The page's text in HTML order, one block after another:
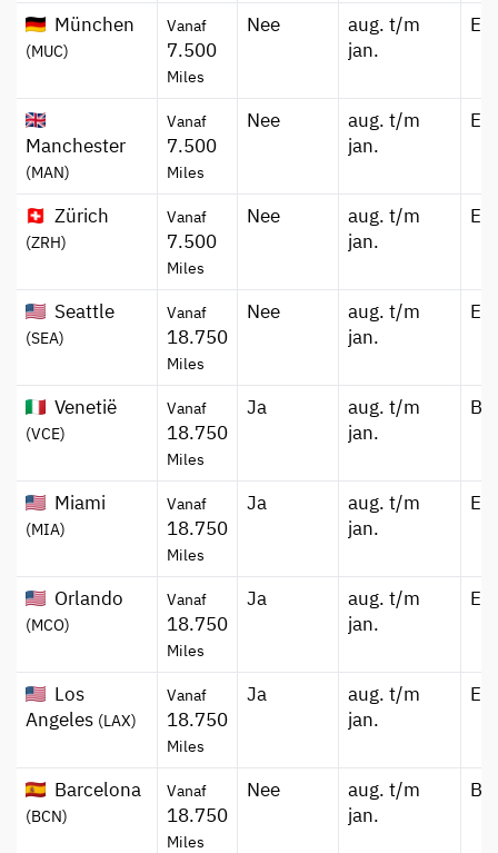
München
(MUC)
Vanaf
7.500
Miles
Nee
aug. t/m
jan.
Manchester
(MAN)
Vanaf
7.500
Miles
Nee
aug. t/m
jan.
Zürich
(ZRH)
Vanaf
7.500
Miles
Nee
aug. t/m
jan.
Seattle
(SEA)
Vanaf
18.750
Miles
Nee
aug. t/m
jan.
Venetië
(VCE)
Vanaf
18.750
Miles
Ja
aug. t/m
jan.
Miami
(MIA)
Vanaf
18.750
Miles
Ja
aug. t/m
jan.
Orlando
(MCO)
Vanaf
18.750
Miles
Ja
aug. t/m
jan.
Los
Angeles (LAX)
Vanaf
18.750
Miles
Ja
aug. t/m
jan.
Barcelona
(BCN)
Vanaf
18.750
Miles
Nee
aug. t/m
jan.